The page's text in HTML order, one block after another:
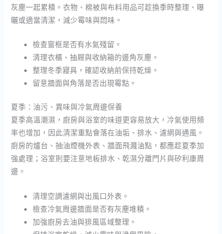
灰塵一起累積。衣物、棉被與布料用品可趁換季時整理、曝
曬或適當清潔，減少霉味與悶味。
檢查窗框是否有水氣殘留。
清理衣櫃、抽屜與收納箱的邊角灰塵。
整理冬季寢具，確認收納前保持乾燥。
留意牆面與角落是否出現霉點。
夏季：油污、異味與冷氣周邊保養
夏季高溫潮濕，廚房與浴室的味道更容易放大，冷氣使用頻
率也增加，因此清潔重點會落在油垢、排水、濾網與通風。
廚房的爐台、抽油煙機外表、牆面飛濺油點，都應趁夏季加
強處理；浴室則要注意地板排水、乾濕分離門片與矽利康周
邊。
清理空調濾網與出風口外表。
檢查冷氣周邊牆面是否有灰塵堆積。
加強廚房去油與排風區域整理。